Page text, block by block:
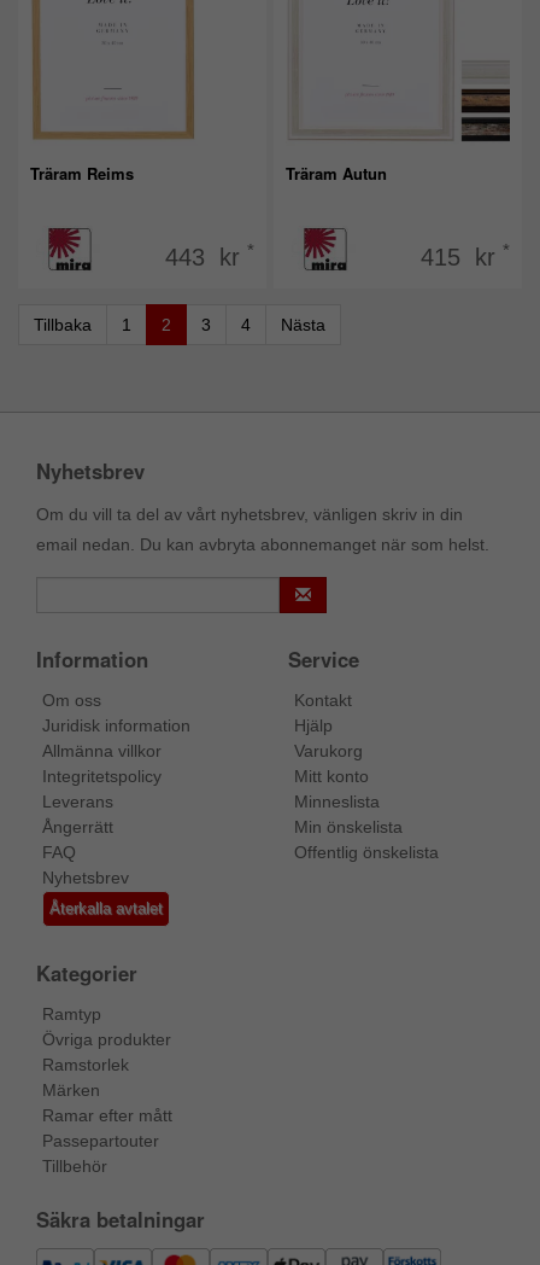
Träram Reims
443 kr *
Träram Autun
415 kr *
Tillbaka 1 2 3 4 Nästa
Nyhetsbrev
Om du vill ta del av vårt nyhetsbrev, vänligen skriv in din
email nedan. Du kan avbryta abonnemanget när som helst.
Information
Om oss
Juridisk information
Allmänna villkor
Integritetspolicy
Leverans
Ångerrätt
FAQ
Nyhetsbrev
Återkalla avtalet
Service
Kontakt
Hjälp
Varukorg
Mitt konto
Minneslista
Min önskelista
Offentlig önskelista
Kategorier
Ramtyp
Övriga produkter
Ramstorlek
Märken
Ramar efter mått
Passepartouter
Tillbehör
Säkra betalningar